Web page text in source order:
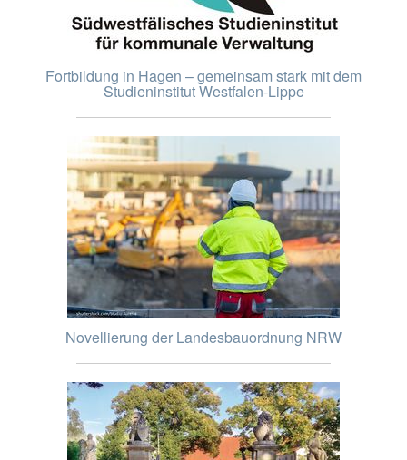
Fortbildung in Hagen – gemeinsam stark mit dem
Studieninstitut Westfalen-Lippe
Novellierung der Landesbauordnung NRW